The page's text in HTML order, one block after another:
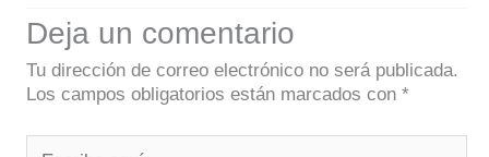
Deja un comentario
Tu dirección de correo electrónico no será publicada.
Los campos obligatorios están marcados con *